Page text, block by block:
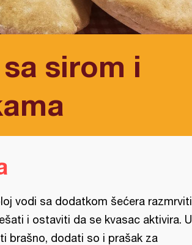
sirom i
vodi sa dodatkom šećera razmrviti
i ostaviti da se kvasac aktivira. U
brašno, dodati so i prašak za